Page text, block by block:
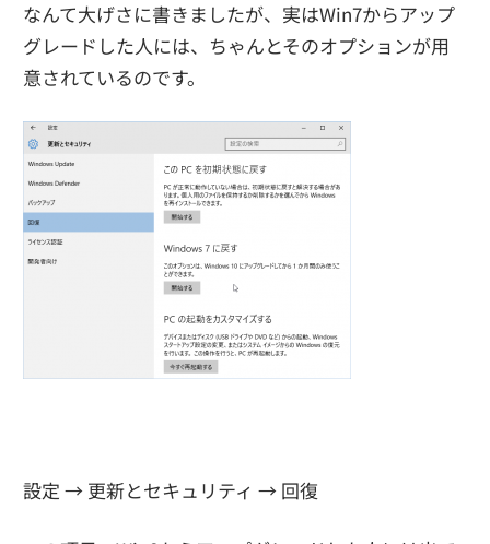
なんて大げさに書きましたが、実はWin7からアップ
グレードした人には、ちゃんとそのオプションが用
意されているのです。
設定 → 更新とセキュリティ → 回復